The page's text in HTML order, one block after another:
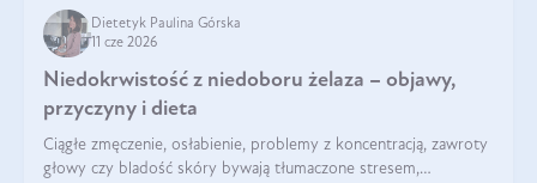
Dietetyk Paulina Górska
11 cze 2026
Niedokrwistość z niedoboru żelaza – objawy,
przyczyny i dieta
Ciągłe zmęczenie, osłabienie, problemy z koncentracją, zawroty
głowy czy bladość skóry bywają tłumaczone stresem,